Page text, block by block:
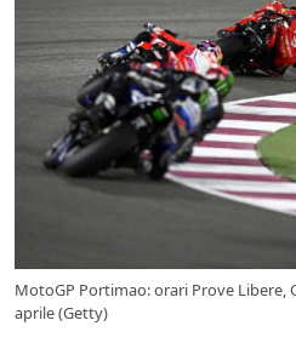
MotoGP Portimao: orari Prove Libere,
aprile (Getty)